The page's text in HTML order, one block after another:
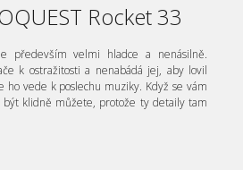
Rocket 33
především velmi hladce a nenásilně.
k ostražitosti a nenabádá jej, aby lovil
ho vede k poslechu muziky. Když se vám
být klidně můžete, protože ty detaily tam